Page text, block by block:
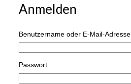
Anmelden
Benutzername oder E-Mail-Adresse
Passwort